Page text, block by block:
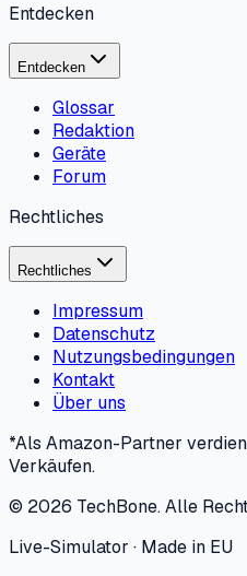
Entdecken
Entdecken
Glossar
Redaktion
Geräte
Forum
Rechtliches
Rechtliches
Impressum
Datenschutz
Nutzungsbedingungen
Kontakt
Über uns
*Als Amazon-Partner
Verkäufen.
© 2026 TechBone.Alle
Live-Simulator · Made in EU